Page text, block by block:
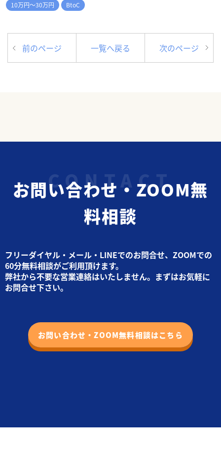
10万円～30万円
BtoC
前のページ 一覧へ戻る 次のページ
お問い合わせ・ZOOM無
料相談
フリーダイヤル・メール・LINEでのお問合せ、ZOOMでの
60分無料相談がご利用頂けます。
弊社から不要な営業連絡はいたしません。まずはお気軽に
お問合せ下さい。
お問い合わせ・ZOOM無料相談はこちら